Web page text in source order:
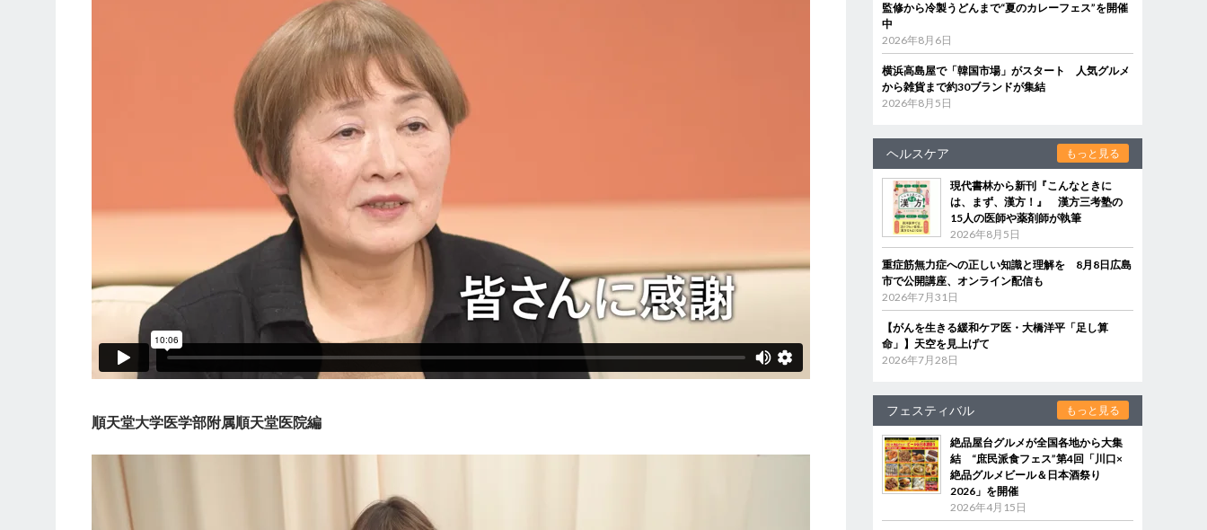
順天堂大学医学部附属順天堂医院編
監修から冷製うどんまで“夏のカレーフェス”を開催
中
2026年8月6日
横浜高島屋で「韓国市場」がスタート 人気グルメ
から雑貨まで約30ブランドが集結
2026年8月5日
ヘルスケア もっと見る
現代書林から新刊『こんなときに
は、まず、漢方！』 漢方三考塾の
15人の医師や薬剤師が執筆
2026年8月5日
重症筋無力症への正しい知識と理解を 8月8日広島
市で公開講座、オンライン配信も
2026年7月31日
【がんを生きる緩和ケア医・大橋洋平「足し算
命」】天空を見上げて
2026年7月28日
フェスティバル もっと見る
絶品屋台グルメが全国各地から大集
結 “庶民派食フェス”第4回「川口×
絶品グルメビール＆日本酒祭り
2026」を開催
2026年4月15日